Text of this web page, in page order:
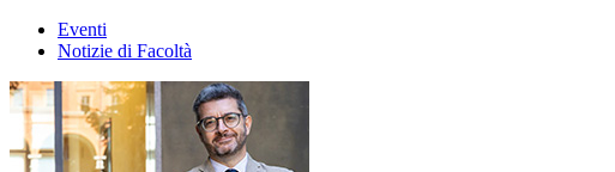
Eventi
Notizie di Facoltà